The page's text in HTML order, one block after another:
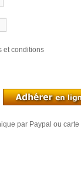
et conditions
par Paypal ou carte